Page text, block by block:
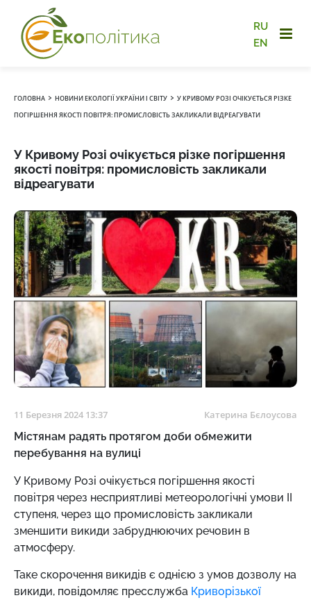
RU
EN
ГОЛОВНА › НОВИНИ ЕКОЛОГІЇ УКРАЇНИ І СВІТУ › У КРИВОМУ РОЗІ ОЧІКУЄТЬСЯ РІЗКЕ
ПОГІРШЕННЯ ЯКОСТІ ПОВІТРЯ: ПРОМИСЛОВІСТЬ ЗАКЛИКАЛИ ВІДРЕАГУВАТИ
У Кривому Розі очікується різке погіршення
якості повітря: промисловість закликали
відреагувати
11 Березня 2024 13:37 Катерина Бєлоусова
Містянам радять протягом доби обмежити
перебування на вулиці
У Кривому Розі очікується погіршення якості
повітря через несприятливі метеорологічні умови ІІ
ступеня, через що промисловість закликали
зменшити викиди забруднюючих речовин в
атмосферу.
Таке скорочення викидів є однією з умов дозволу на
викиди, повідомляє пресслужба Криворізької